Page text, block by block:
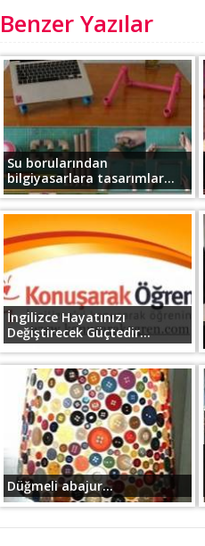
Benzer Yazılar
Su borularından
bilgiyasarlara tasarımlar...
İngilizce Hayatınızı
Değiştirecek Güçtedir...
Düğmeli abajur...